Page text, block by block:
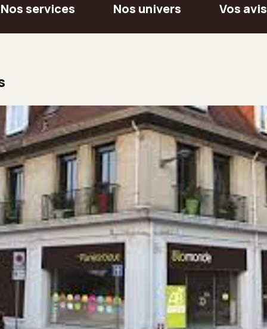
Nos services Nos univers Vos avis